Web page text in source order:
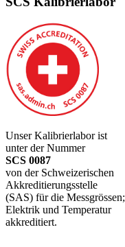
Unser Kalibrierlabor ist
unter der Nummer
SCS 0087
von der Schweizerischen
Akkreditierungsstelle
(SAS) für die Messgrössen;
Elektrik und Temperatur
akkreditiert.